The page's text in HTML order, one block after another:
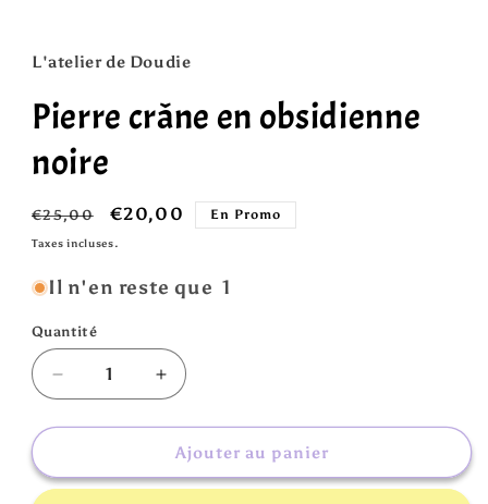
fenêtre
modale
L'atelier de Doudie
Pierre crâne en obsidienne
noire
Prix
habituel
€25,00
Prix
promotionnel
€20,00 En Promo
Taxes incluses.
Il n'en reste que 1
Quantité
Réduire
la
quantité
Pierre
Augmenter
la
quantité
de
Pierre
Ajouter au panier